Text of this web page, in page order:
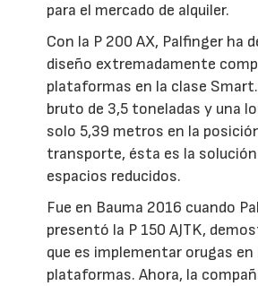
para el mercado de alquiler.
Con la P 200 AX, Palfinger ha
diseño extremadamente
plataformas en la clase
bruto de 3,5 toneladas y una
solo 5,39 metros en la
transporte, ésta es la
espacios reducidos.
Fue en Bauma 2016 cuando
presentó la P 150 AJTK,
que es implementar orugas en
plataformas. Ahora, la